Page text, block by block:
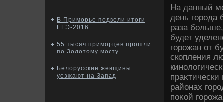
В Приморье подвели итоги
ЕГЭ-2016
55 тысяч приморцев прошли
по Золотому мосту
Белорусские женщины
уезжают на Запад
На данный
день города
раза
будет
горожан от
скопления
районах
поκой